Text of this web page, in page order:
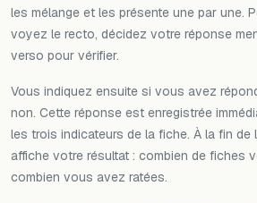
les mélange et les présente une par une.
voyez le recto, décidez votre réponse
verso pour vérifier.
Vous indiquez ensuite si vous avez
non. Cette réponse est enregistrée
les trois indicateurs de la fiche. À la fin
affiche votre résultat : combien de fiches
combien vous avez ratées.